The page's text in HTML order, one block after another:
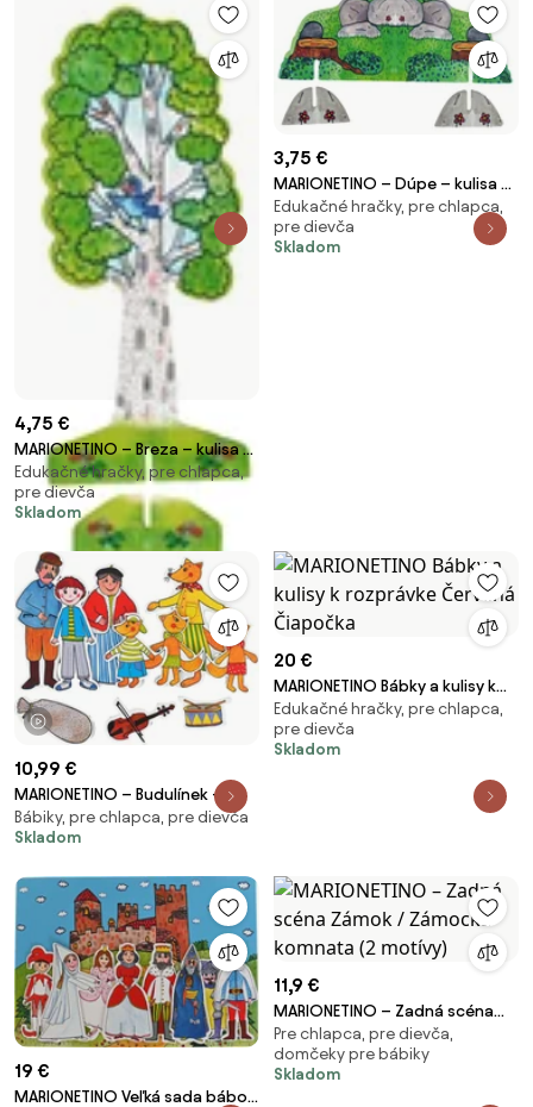
4,75 €
MARIONETINO – Breza – kulisa k
bábkovému divadlu
Edukačné hračky, pre chlapca,
pre dievča
Skladom
3,75 €
MARIONETINO – Dúpe – kulisa k
bábkovému divadlu
Edukačné hračky, pre chlapca,
pre dievča
Skladom
1 video
10,99 €
MARIONETINO – Budulínek –
bábky 7 ks
Bábiky, pre chlapca, pre dievča
Skladom
20 €
MARIONETINO Bábky a kulisy k
rozprávke Červená Čiapočka
Edukačné hračky, pre chlapca,
pre dievča
Skladom
19 €
MARIONETINO Veľká sada bábok
11,9 €
MARIONETINO – Zadná scéna
Zámok / Zámocká komnata (2
motívy)
Pre chlapca, pre dievča,
domčeky pre bábiky
Skladom